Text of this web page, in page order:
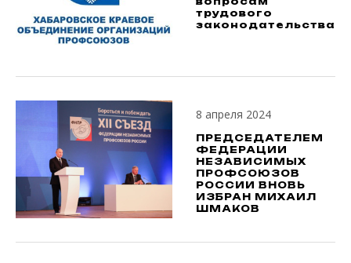
трудового
законодательства
8 апреля 2024
ПРЕДСЕДАТЕЛЕМ
ФЕДЕРАЦИИ
НЕЗАВИСИМЫХ
ПРОФСОЮЗОВ
РОССИИ ВНОВЬ
ИЗБРАН МИХАИЛ
ШМАКОВ